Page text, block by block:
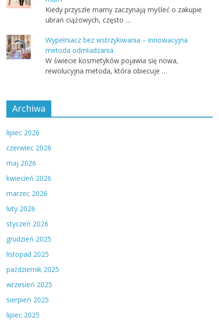
Kiedy przyszłe mamy zaczynają myśleć o zakupie
ubrań ciążowych, często …
Wypełniacz bez wstrzykiwania – innowacyjna
metoda odmładzania
W świecie kosmetyków pojawia się nowa,
rewolucyjna metoda, która obiecuje …
Archiwa
lipiec 2026
czerwiec 2026
maj 2026
kwiecień 2026
marzec 2026
luty 2026
styczeń 2026
grudzień 2025
listopad 2025
październik 2025
wrzesień 2025
sierpień 2025
lipiec 2025